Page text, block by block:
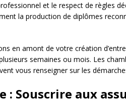
et le respect de règles
la production de diplômes
en amont de votre création
semaines ou mois. Les
vous renseigner sur les
: Souscrire aux